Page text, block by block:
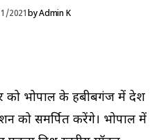
2021byAdmin K
को भोपाल के हबीबगंज में देश
को समर्पित करेंगे। भोपाल में